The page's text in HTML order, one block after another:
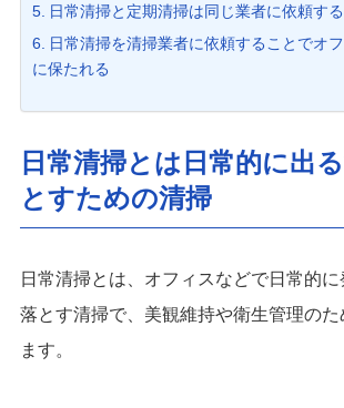
日常清掃と定期清掃は同じ業者に依頼す
日常清掃を清掃業者に依頼することでオ
に保たれる
日常清掃とは日常的に出
とすための清掃
日常清掃とは、オフィスなどで日常的
落とす清掃で、美観維持や衛生管理の
ます。